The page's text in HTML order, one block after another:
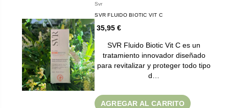
Svr
SVR FLUIDO BIOTIC VIT C
35,95 €
SVR Fluido Biotic Vit C es un
tratamiento innovador diseñado
para revitalizar y proteger todo tipo
d…
AGREGAR AL CARRITO